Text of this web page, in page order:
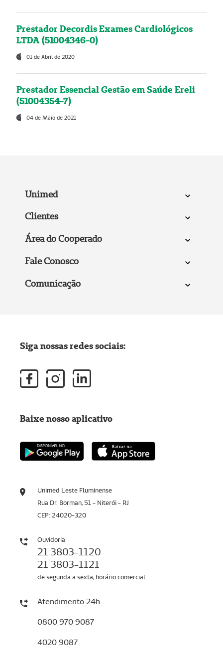
Prestador Decordis Exames Cardiológicos
LTDA (51004346-0)
01 de Abril de 2020
Prestador Essencial Gestão em Saúde Ereli
(51004354-7)
04 de Maio de 2021
Unimed
Clientes
Área do Cooperado
Fale Conosco
Comunicação
Unimed Leste Fluminense
Rua Dr. Borman, 51 - Niterói - RJ
CEP: 24020-320
Ouvidoria
21 3803-1120
21 3803-1121
de segunda a sexta, horário comercial
Atendimento 24h
0800 970 9087
4020 9087
Siga nossas redes sociais:
Baixe nosso aplicativo